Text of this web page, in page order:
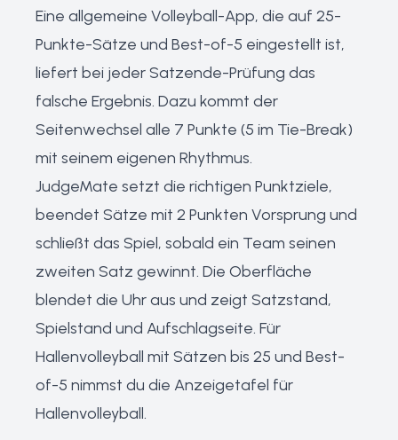
Eine allgemeine Volleyball-App, die auf 25-
Punkte-Sätze und Best-of-5 eingestellt ist,
liefert bei jeder Satzende-Prüfung das
falsche Ergebnis. Dazu kommt der
Seitenwechsel alle 7 Punkte (5 im Tie-Break)
mit seinem eigenen Rhythmus.
JudgeMate setzt die richtigen Punktziele,
beendet Sätze mit 2 Punkten Vorsprung und
schließt das Spiel, sobald ein Team seinen
zweiten Satz gewinnt. Die Oberfläche
blendet die Uhr aus und zeigt Satzstand,
Spielstand und Aufschlagseite. Für
Hallenvolleyball mit Sätzen bis 25 und Best-
of-5 nimmst du die Anzeigetafel für
Hallenvolleyball.